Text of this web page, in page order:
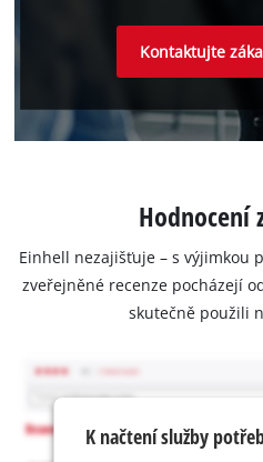
Kontaktujte
Hodnocení
Einhell nezajišťuje – s výjimkou
zveřejněné recenze pocházejí
skutečně použili
K načtení služby